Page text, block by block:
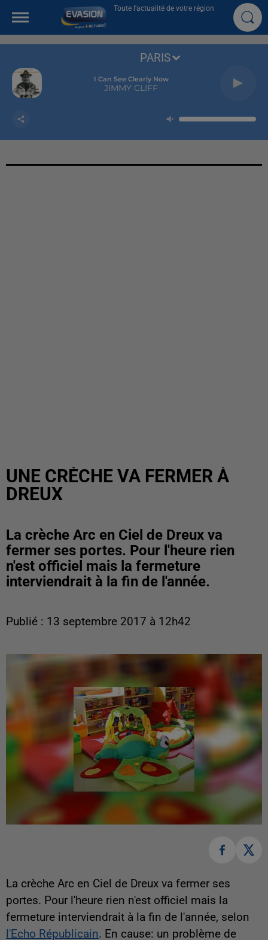
Toute l'actualité de votre région
I Can See Clearly Now
JIMMY CLIFF
PARIS
UNE CRÈCHE VA FERMER À
DREUX
La crèche Arc en Ciel de Dreux va
fermer ses portes. Pour l'heure rien
n'est officiel mais la fermeture
interviendrait à la fin de l'année.
Publié : 13 septembre 2017 à 12h42
La crèche Arc en Ciel de Dreux va fermer ses
portes. Pour l'heure rien n'est officiel mais la
fermeture interviendrait à la fin de l'année, selon
l'Echo Républicain. En cause: un problème de